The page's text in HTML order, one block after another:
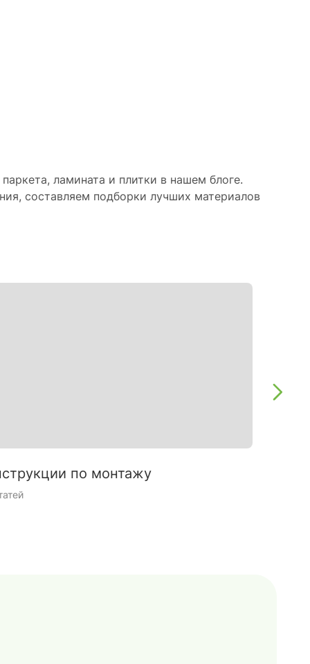
ламината и плитки в нашем блоге.
составляем подборки лучших материалов
по монтажу